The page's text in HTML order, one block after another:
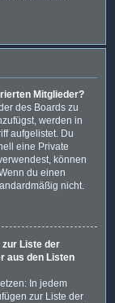
Mitglieder?
des Boards zu
werden in
aufgelistet. Du
eine Private
können
du einen
nicht.
zur Liste der
aus den Listen
In jedem
zur Liste der